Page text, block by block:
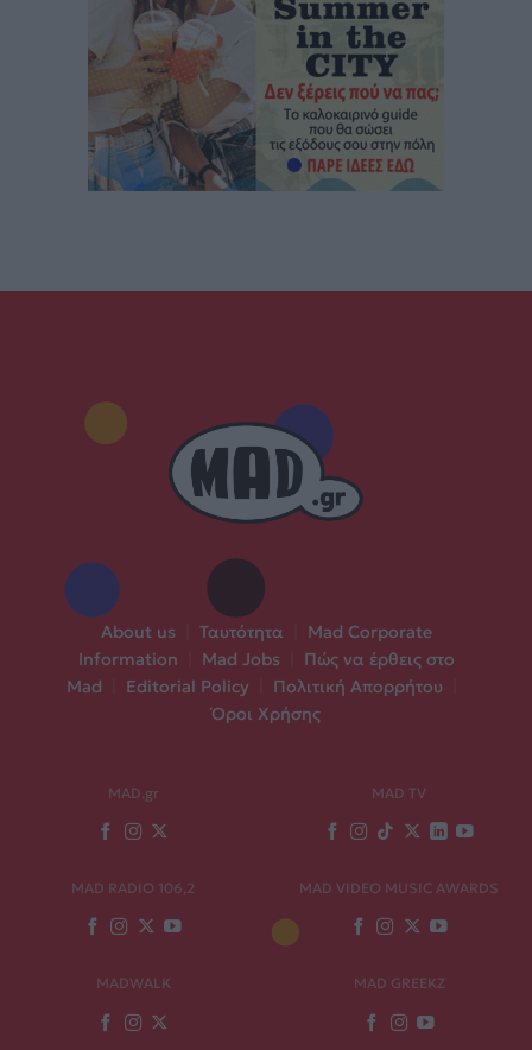
About us Ταυτότητα
Mad Corporate
Information
Mad Jobs
Πώς να έρθεις στο
Mad
Editorial Policy Πολιτική Απορρήτου
Όροι Χρήσης
MAD.gr MAD TV
MAD RADIO 106,2 MAD VIDEO MUSIC AWARDS
MADWALK MAD GREEKZ